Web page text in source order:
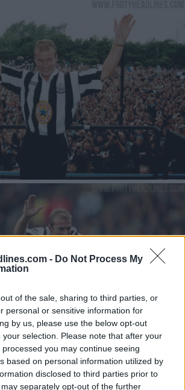
- Do Not Process My
of the sale, sharing to third parties, or
personal or sensitive information for
by us, please use the below opt-out
selection. Please note that after your
you may continue seeing
based on personal information utilized by
disclosed to third parties prior to
separately opt-out of the further
maillots du Newcastle United FC sur